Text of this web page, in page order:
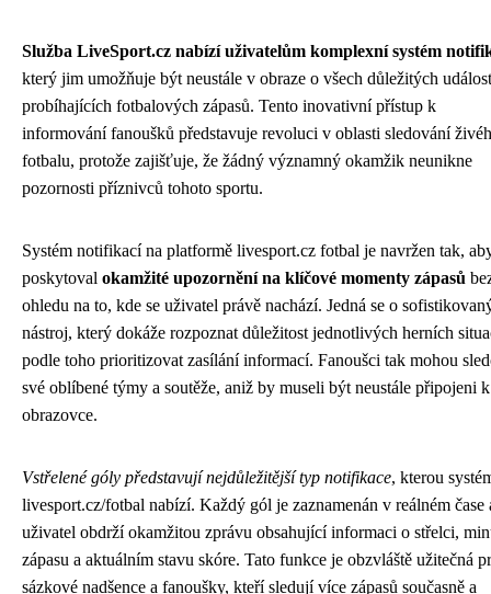
Služba LiveSport.cz nabízí uživatelům komplexní systém
který jim umožňuje být neustále v obraze o všech důležitých
probíhajících fotbalových zápasů. Tento inovativní přístup k
informování fanoušků představuje revoluci v oblasti sledování
fotbalu, protože zajišťuje, že žádný významný okamžik neunikne
pozornosti příznivců tohoto sportu.
Systém notifikací na platformě livesport.cz fotbal je navržen tak,
poskytoval okamžité upozornění na klíčové momenty zápasů
ohledu na to, kde se uživatel právě nachází. Jedná se o
nástroj, který dokáže rozpoznat důležitost jednotlivých herních
podle toho prioritizovat zasílání informací. Fanoušci tak mohou
své oblíbené týmy a soutěže, aniž by museli být neustále připojeni k
obrazovce.
Vstřelené góly představují nejdůležitější typ notifikace, kterou
livesport.cz/fotbal nabízí. Každý gól je zaznamenán v reálném čase
uživatel obdrží okamžitou zprávu obsahující informaci o střelci,
zápasu a aktuálním stavu skóre. Tato funkce je obzvláště užitečná
sázkové nadšence a fanoušky, kteří sledují více zápasů současně a